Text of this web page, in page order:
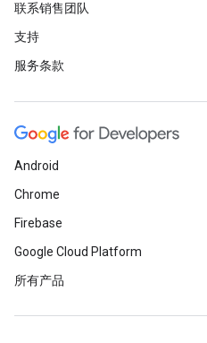
联系销售团队
支持
服务条款
Android
Chrome
Firebase
Google Cloud Platform
所有产品